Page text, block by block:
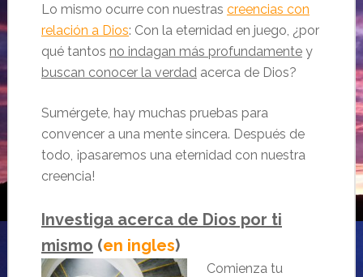
Lo mismo ocurre con nuestras creencias con
relación a Dios: Con la eternidad en juego, ¿por
qué tantos no indagan más profundamentey
buscan conocer la verdad acerca de Dios?
Sumérgete, hay muchas pruebas para
convencer a una mente sincera. Después de
todo, ¡pasaremos una eternidad con nuestra
creencia!
Investiga acerca de Dios por ti
mismo (en ingles)
Comienza tu